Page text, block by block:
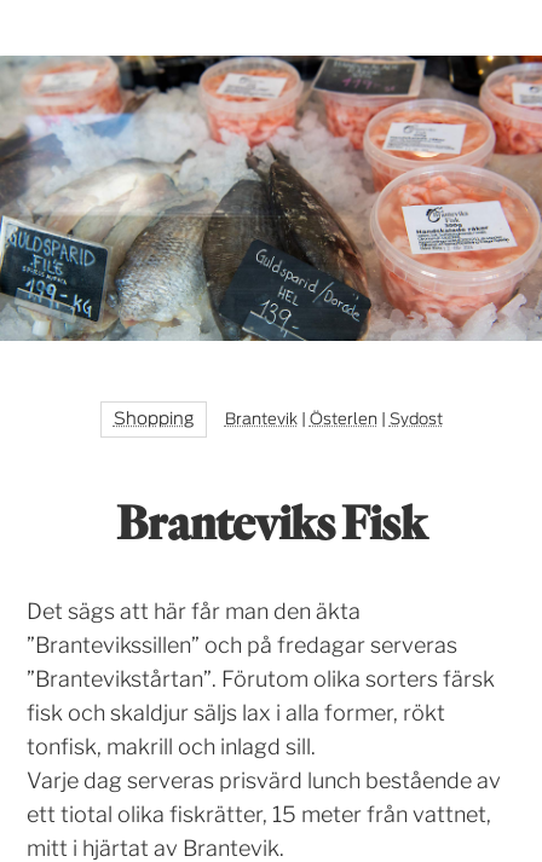
Shopping Brantevik Österlen Sydost
Branteviks Fisk
Det sägs att här får man den äkta
”Brantevikssillen” och på fredagar serveras
”Brantevikstårtan”. Förutom olika sorters färsk
fisk och skaldjur säljs lax i alla former, rökt
tonfisk, makrill och inlagd sill.
Varje dag serveras prisvärd lunch bestående av
ett tiotal olika fiskrätter, 15 meter från vattnet,
mitt i hjärtat av Brantevik.